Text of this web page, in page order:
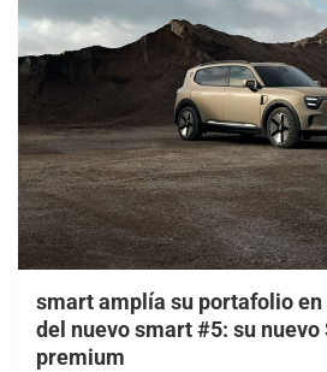
smart amplía su portafolio en
del nuevo smart #5: su
premium